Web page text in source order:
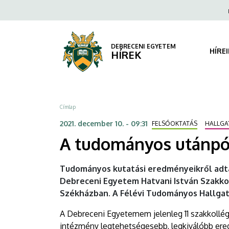
tudományos
utánpótlás
DEBRECENI
EGYETEM
a
DEBRECENI EGYETEM
HÍREK
Morzsa
Címlap
2021. december 10. - 09:31 FELSŐOKTATÁS
A tudományos
Tudományos kutatási eredményeikről
Debreceni Egyetem Hatvani István
Székházban. A Félévi Tudományos
A Debreceni Egyetemem jelenleg 11
intézmény legtehetségesebb, legkiválóbb